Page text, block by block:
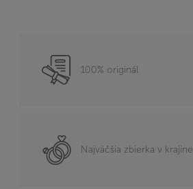
100% originál
Najväčšia zbierka v krajine